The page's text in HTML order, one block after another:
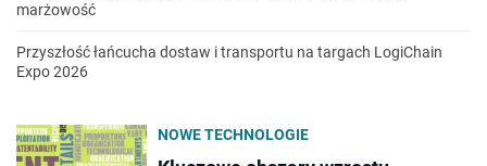
marżowość
Przyszłość łańcucha dostaw i transportu na targach LogiChain
Expo 2026
NOWE TECHNOLOGIE